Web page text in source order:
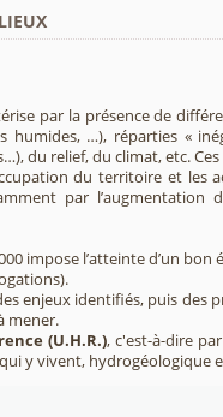
par la présence de
humides, …), réparties «
du relief, du climat, etc.
du territoire et les
par l’augmentation
impose l’atteinte d’un
enjeux identifiés, puis des
mener.
(U.H.R.), c'est-à-dire
y vivent, hydrogéologique